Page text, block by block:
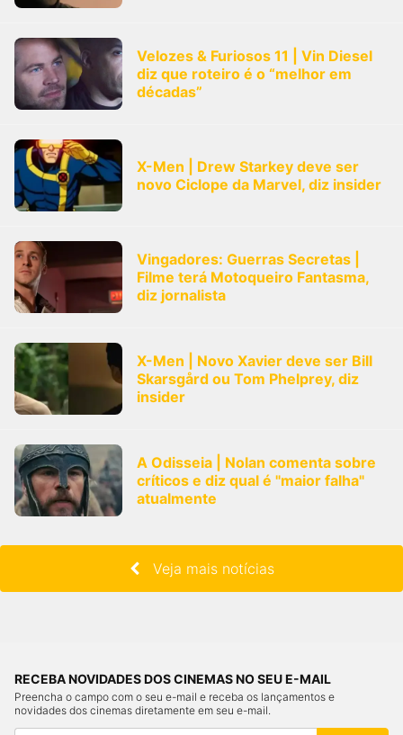
Velozes & Furiosos 11 | Vin Diesel
diz que roteiro é o “melhor em
décadas”
X-Men | Drew Starkey deve ser
novo Ciclope da Marvel, diz insider
Vingadores: Guerras Secretas |
Filme terá Motoqueiro Fantasma,
diz jornalista
X-Men | Novo Xavier deve ser Bill
Skarsgård ou Tom Phelprey, diz
insider
A Odisseia | Nolan comenta sobre
críticos e diz qual é "maior falha"
atualmente
Veja mais notícias
RECEBA NOVIDADES DOS CINEMAS NO SEU E-MAIL
Preencha o campo com o seu e-mail e receba os lançamentos e
novidades dos cinemas diretamente em seu e-mail.